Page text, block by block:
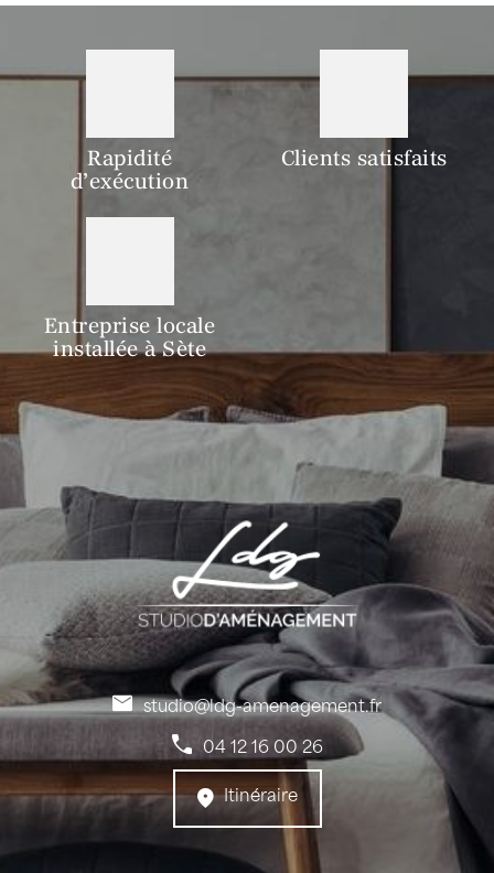
Rapidité
d’exécution
Clients satisfaits
Entreprise locale
installée à Sète
studio@ldg-amenagement.fr
04 12 16 00 26
Itinéraire